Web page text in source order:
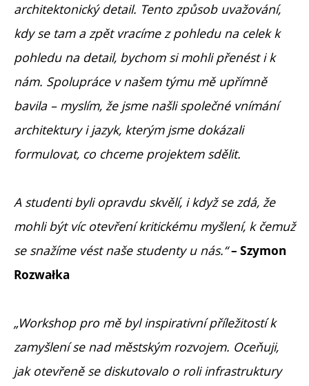
architektonický detail. Tento způsob uvažování,
kdy se tam a zpět vracíme z pohledu na celek k
pohledu na detail, bychom si mohli přenést i k
nám. Spolupráce v našem týmu mě upřímně
bavila – myslím, že jsme našli společné vnímání
architektury i jazyk, kterým jsme dokázali
formulovat, co chceme projektem sdělit.
A studenti byli opravdu skvělí, i když se zdá, že
mohli být víc otevření kritickému myšlení, k čemuž
se snažíme vést naše studenty u nás.“ – Szymon
Rozwałka
„Workshop pro mě byl inspirativní příležitostí k
zamyšlení se nad městským rozvojem. Oceňuji,
jak otevřeně se diskutovalo o roli infrastruktury